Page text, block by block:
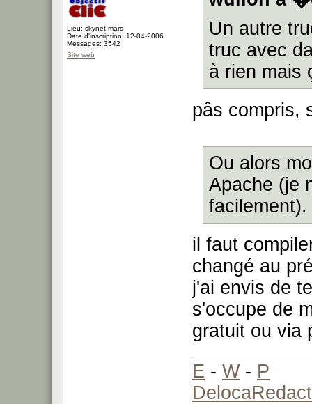
Lieu: skynet.mars
Date d'inscription: 12-04-2006
Messages: 3542
Site web
Un autre
truc avec
à rien mais
pâs compris,
Ou alors
Apache (je
facilement).
il faut
changé au
j'ai envis de
s'occupe de
gratuit ou via
E - W- P